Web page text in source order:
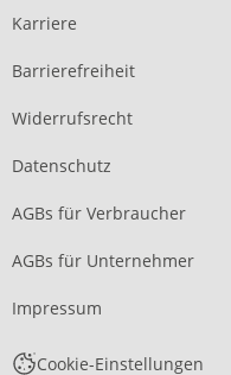
Karriere
Barrierefreiheit
Widerrufsrecht
Datenschutz
AGBs für Verbraucher
AGBs für Unternehmer
Impressum
Cookie-Einstellungen